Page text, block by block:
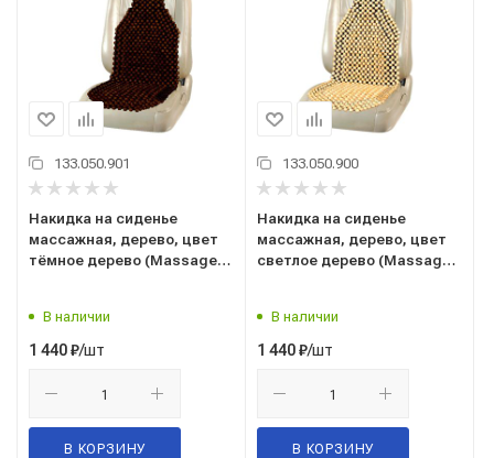
133.050.901
Накидка на сиденье
массажная, дерево, цвет
тёмное дерево (Massage-
В наличии
1 440₽/шт
В КОРЗИНУ
133.050.900
Накидка на сиденье
массажная, дерево, цвет
светлое дерево (Massage-
В наличии
1 440₽/шт
В КОРЗИНУ